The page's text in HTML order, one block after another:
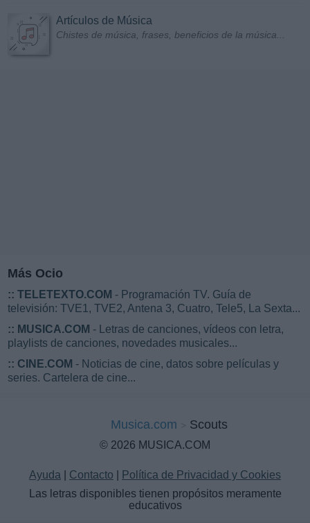
Artículos de Música
Chistes de música, frases, beneficios de la música...
Más Ocio
:: TELETEXTO.COM - Programación TV. Guía de
televisión: TVE1, TVE2, Antena 3, Cuatro, Tele5, La Sexta...
:: MUSICA.COM - Letras de canciones, vídeos con letra,
playlists de canciones, novedades musicales...
:: CINE.COM - Noticias de cine, datos sobre películas y
series. Cartelera de cine...
Musica.com Scouts
© 2026 MUSICA.COM
Ayuda Contacto
Política de Privacidad y Cookies
Las letras disponibles tienen propósitos meramente
educativos